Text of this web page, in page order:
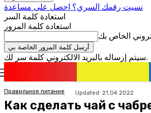
نسيت رقمك السري؟ احصل على مساعدة
استعادة كلمة السر
استعادة كلمة المرور
الخاص بك
سيتم إرساله بالبريد الالكتروني كلمة سر لك.
Правильное питание Updated: 21.04.2022
Как сделать чай с